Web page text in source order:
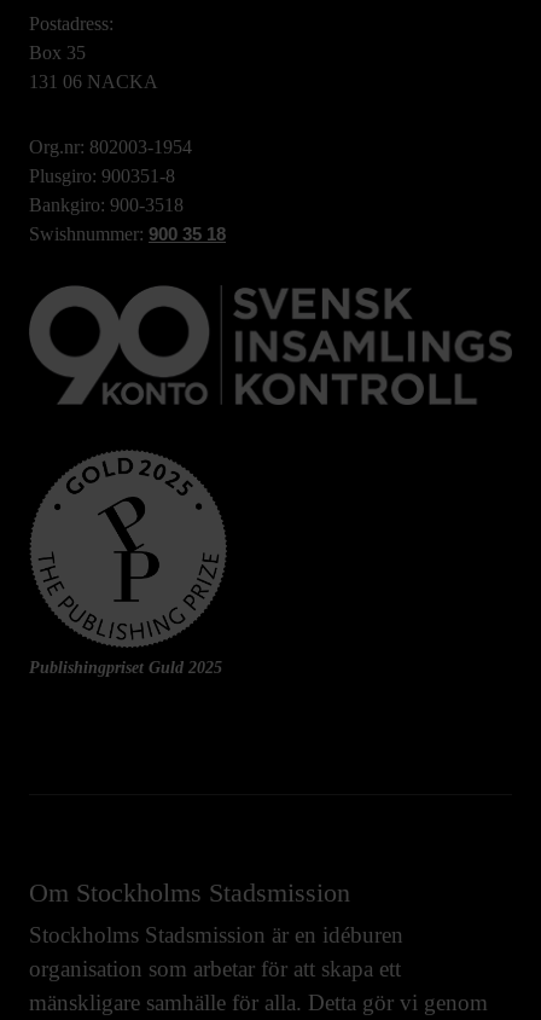
Postadress:
Box 35
131 06 NACKA
Org.nr: 802003-1954
Plusgiro: 900351-8
Bankgiro: 900-3518
Swishnummer: 900 35 18
Publishingpriset Guld 2025
Om Stockholms Stadsmission
Stockholms Stadsmission är en idéburen
organisation som arbetar för att skapa ett
mänskligare samhälle för alla. Detta gör vi genom